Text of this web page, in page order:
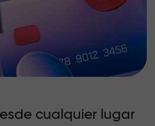
cualquier lugar